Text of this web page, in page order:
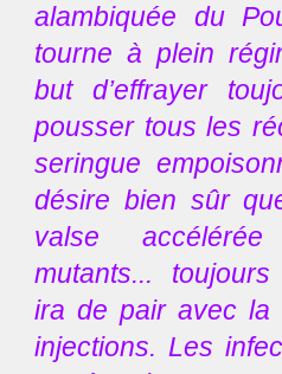
alambiquée du
tourne à plein
but d’effrayer
pousser tous les
seringue
désire bien sûr
valse
mutants...
ira de pair avec la
injections. Les